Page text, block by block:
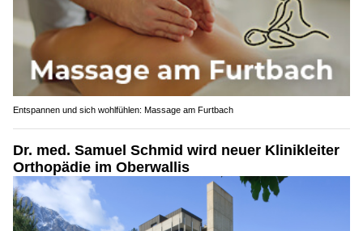
Entspannen und sich wohlfühlen: Massage am Furtbach
Dr. med. Samuel Schmid wird neuer Klinikleiter
Orthopädie im Oberwallis